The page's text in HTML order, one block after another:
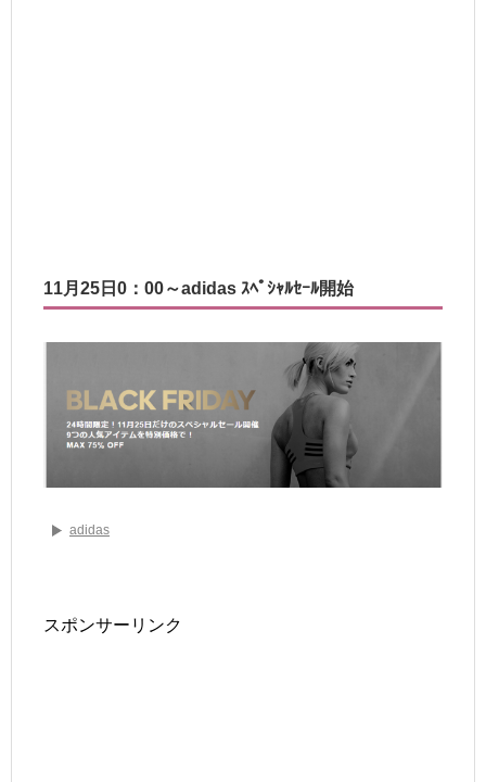
11月25日0：00～adidas ｽﾍﾟｼｬﾙｾｰﾙ開始
adidas
スポンサーリンク